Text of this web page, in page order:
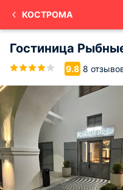
КОСТРОМА
Гостиница
9.8 8